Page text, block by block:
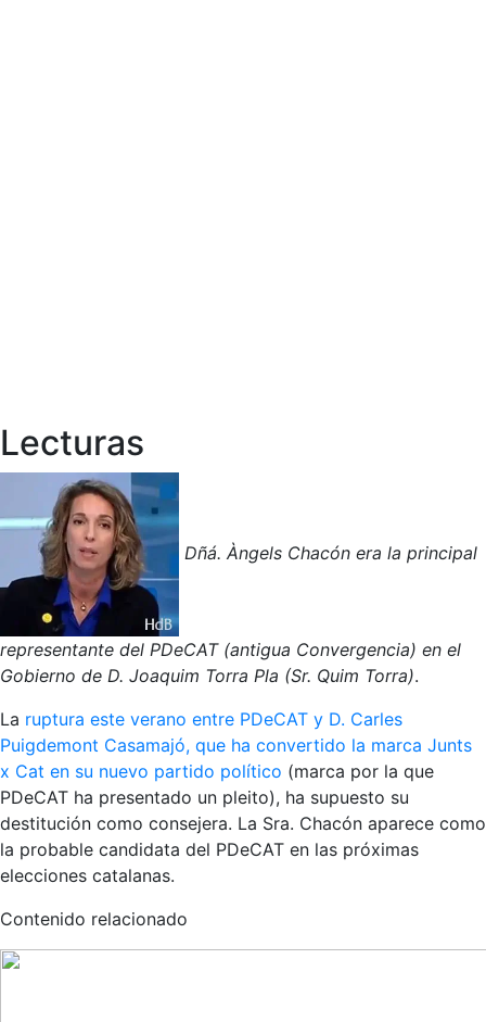
Lecturas
Dñá. Àngels Chacón era la principal
representante del PDeCAT (antigua Convergencia) en el
Gobierno de D. Joaquim Torra Pla (Sr. Quim Torra).
La ruptura este verano entre PDeCAT y D. Carles
Puigdemont Casamajó, que ha convertido la marca Junts
x Cat en su nuevo partido político (marca por la que
PDeCAT ha presentado un pleito), ha supuesto su
destitución como consejera. La Sra. Chacón aparece como
la probable candidata del PDeCAT en las próximas
elecciones catalanas.
Contenido relacionado